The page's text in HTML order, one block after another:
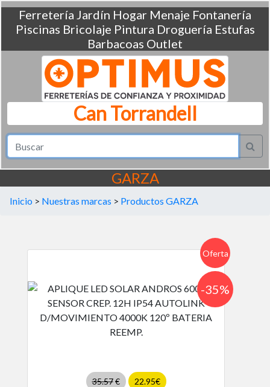
Ferretería Jardín Hogar Menaje Fontanería
Piscinas Bricolaje Pintura Droguería Estufas
Barbacoas Outlet
Can Torrandell
GARZA
Inicio > Nuestras marcas > Productos GARZA
Oferta
35.57€ 22.95€
-35%